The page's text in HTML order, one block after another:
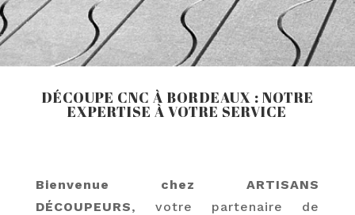
DÉCOUPE CNC À BORDEAUX : NOTRE
EXPERTISE À VOTRE SERVICE
Bienvenue chez ARTISANS
DÉCOUPEURS, votre partenaire de